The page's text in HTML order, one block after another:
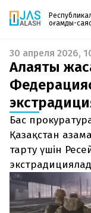
қоғамдық-
Жаңалықтар
Спорт
Live
Руханият
Аймақ
Архив
Заң және
Редакциямен
+7 708 604 51 06
Жарнама бөлімі
+7 701 220 64 52
Пошта
Газетке
PDF форматтағы
поштаңызға алып
шыққан сәтте сізге
енгізіңіз, біз
30 апреля 2026,
Алаяқтық
Бас
Қазақстан
тарту үшін